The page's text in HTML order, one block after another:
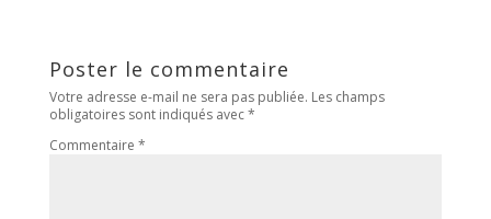
Poster le commentaire
Votre adresse e-mail ne sera pas publiée. Les champs
obligatoires sont indiqués avec*
Commentaire *